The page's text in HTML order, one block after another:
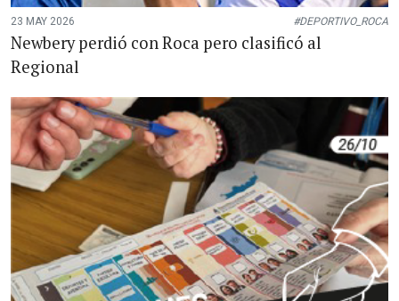
23 MAY 2026 #DEPORTIVO_ROCA
Newbery perdió con Roca pero clasificó al
Regional